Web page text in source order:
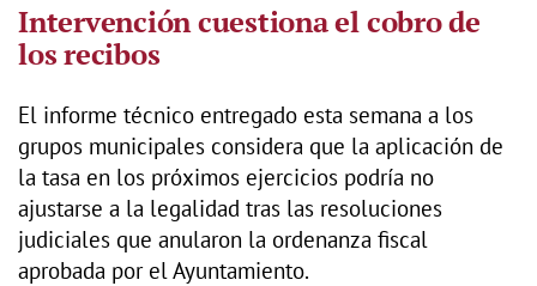
Intervención cuestiona el cobro de
los recibos
El informe técnico entregado esta semana a los
grupos municipales considera que la aplicación de
la tasa en los próximos ejercicios podría no
ajustarse a la legalidad tras las resoluciones
judiciales que anularon la ordenanza fiscal
aprobada por el Ayuntamiento.